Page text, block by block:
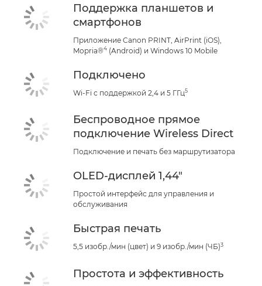
Поддержка планшетов и
смартфонов
Приложение Canon PRINT, AirPrint (iOS),
Mopria®4 (Android) и Windows 10 Mobile
Подключено
Wi-Fi с поддержкой 2,4 и 5 ГГц5
Беспроводное прямое
подключение Wireless Direct
Подключение и печать без маршрутизатора
OLED-дисплей 1,44"
Простой интерфейс для управления и
обслуживания
Быстрая печать
5,5 изобр./мин (цвет) и 9 изобр./мин (ЧБ)3
Простота и эффективность